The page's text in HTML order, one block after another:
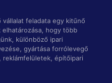
vállalat feladata egy kitűnő
elhatározása, hogy több
különböző ipari
gyártása forrólevegő
építőipari